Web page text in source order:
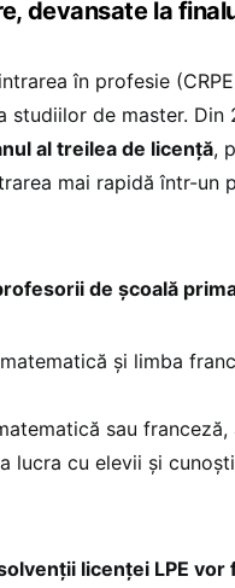
devansate la
în profesie
studiilor de master. Din
al treilea de licență,
mai rapidă într-un
de școală
și limba
sau
lucra cu elevii și
licenței LPE